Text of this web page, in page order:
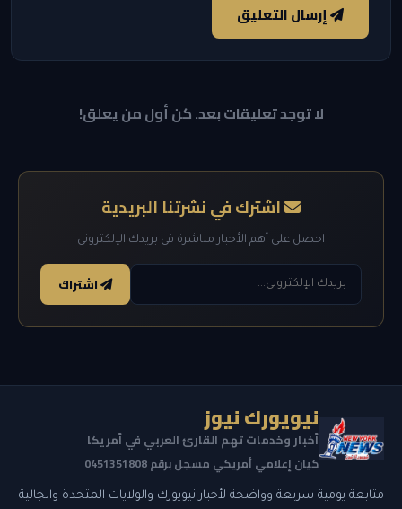
إرسال التعليق
لا توجد تعليقات بعد. كن أول من يعلق!
اشترك في نشرتنا البريدية
احصل على أهم الأخبار مباشرة في بريدك الإلكتروني
اشتراك
نيويورك نيوز
أخبار وخدمات تهم القارئ العربي في أمريكا
كيان إعلامي أمريكي مسجل برقم 0451351808
متابعة يومية سريعة وواضحة لأخبار نيويورك والولايات المتحدة والجالية